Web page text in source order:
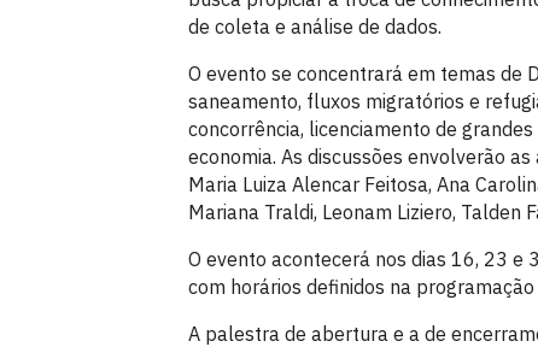
de coleta e análise de dados.
O evento se concentrará em temas de
saneamento, fluxos migratórios e
concorrência, licenciamento de
economia. As discussões envolverão
Maria Luiza Alencar Feitosa, Ana
Mariana Traldi, Leonam Liziero, Talden
O evento acontecerá nos dias 16, 23 e
com horários definidos na programação
A palestra de abertura e a de